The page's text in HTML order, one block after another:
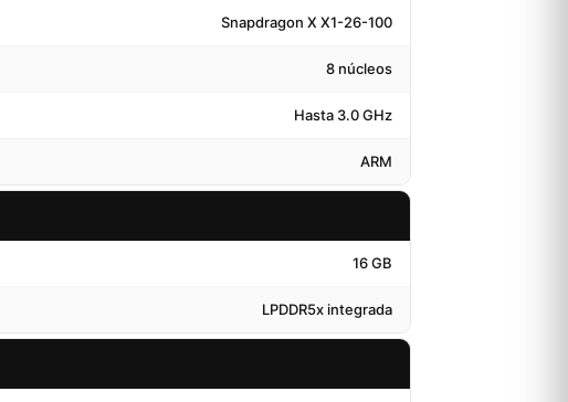
Snapdragon X X1-26-100
8 núcleos
Hasta 3.0 GHz
ARM
16 GB
LPDDR5x integrada